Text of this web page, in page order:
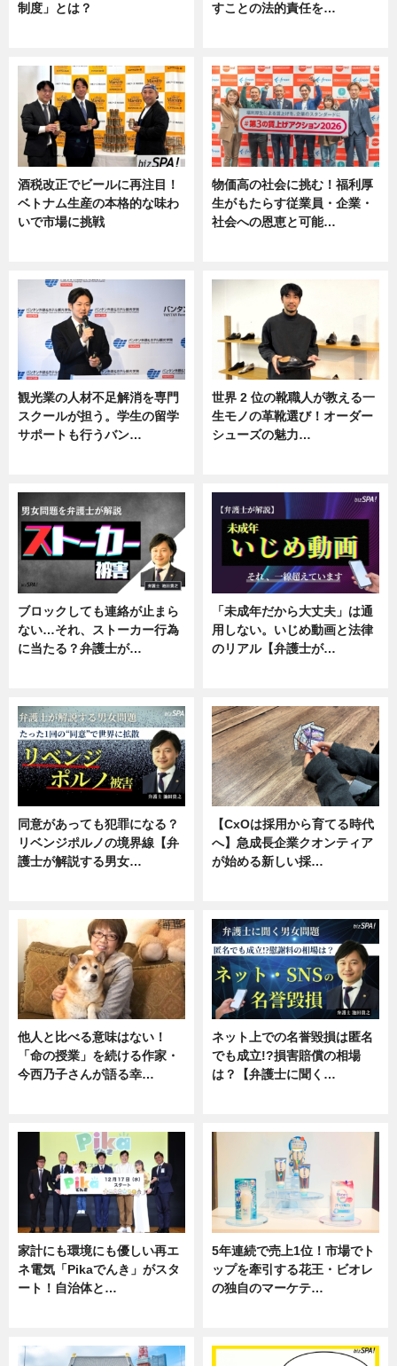
制度」とは？
すことの法的責任を…
酒税改正でビールに再注目！
ベトナム生産の本格的な味わ
いで市場に挑戦
物価高の社会に挑む！福利厚
生がもたらす従業員・企業・
社会への恩恵と可能…
観光業の人材不足解消を専門
スクールが担う。学生の留学
サポートも行うバン…
世界 2 位の靴職人が教える一
生モノの革靴選び！オーダー
シューズの魅力…
ブロックしても連絡が止まら
ない…それ、ストーカー行為
に当たる？弁護士が…
「未成年だから大丈夫」は通
用しない。いじめ動画と法律
のリアル【弁護士が…
同意があっても犯罪になる？
リベンジポルノの境界線【弁
護士が解説する男女…
【CxOは採用から育てる時代
へ】急成長企業クオンティア
が始める新しい採…
他人と比べる意味はない！
「命の授業」を続ける作家・
今西乃子さんが語る幸…
ネット上での名誉毀損は匿名
でも成立!?損害賠償の相場
は？【弁護士に聞く…
家計にも環境にも優しい再エ
ネ電気「Pikaでんき」がスタ
ート！自治体と…
5年連続で売上1位！市場でト
ップを牽引する花王・ビオレ
の独自のマーケテ…